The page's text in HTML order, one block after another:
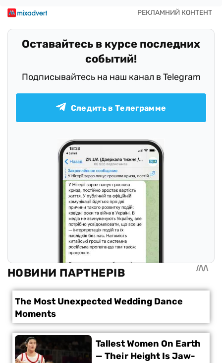
Оставайтесь в курсе последних
событий!
Подписывайтесь на наш канал в Telegram
Следить в Телеграмме